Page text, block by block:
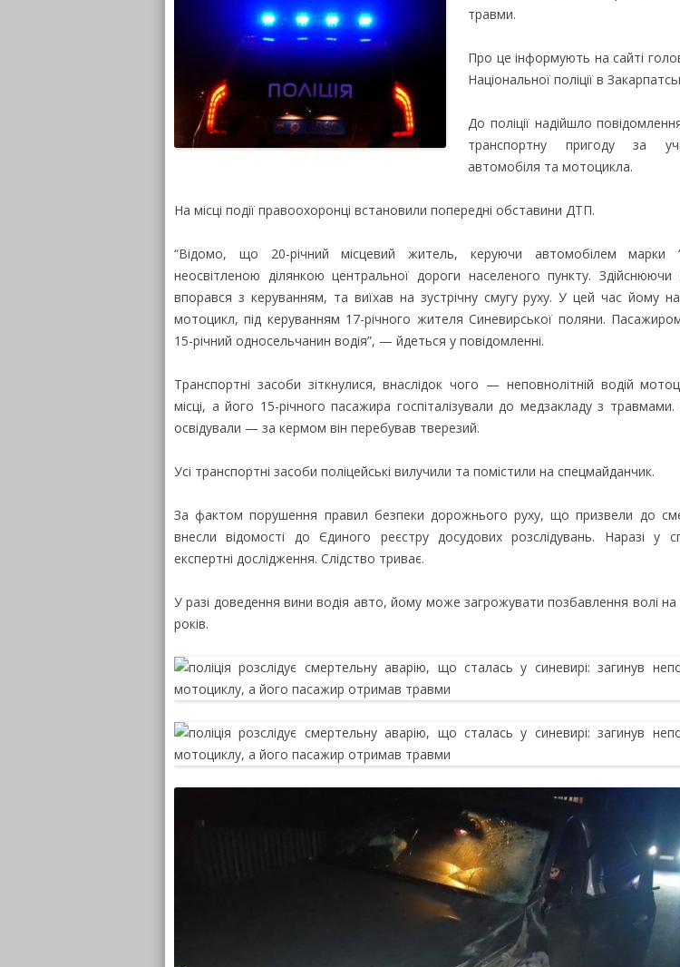
травми.
Про це інформують на сайті
Національної поліції в
До поліції надійшло
транспортну пригоду за
автомобіля та мотоцикла.
На місці події правоохоронці встановили попередні обставини ДТП.
“Відомо, що 20-річний місцевий житель, керуючи автомобілем марки
неосвітленою ділянкою центральної дороги населеного пункту.
впорався з керуванням, та виїхав на зустрічну смугу руху. У цей час йому на
мотоцикл, під керуванням 17-річного жителя Синевирської поляни.
15-річний односельчанин водія”, — йдеться у повідомленні.
Транспортні засоби зіткнулися, внаслідок чого — неповнолітній водій
місці, а його 15-річного пасажира госпіталізували до медзакладу з травмами.
освідували — за кермом він перебував тверезий.
Усі транспортні засоби поліцейські вилучили та помістили на спецмайданчик.
За фактом порушення правил безпеки дорожнього руху, що призвели до
внесли відомості до Єдиного реєстру досудових розслідувань. Наразі у
експертні дослідження. Слідство триває.
У разі доведення вини водія авто, йому може загрожувати позбавлення волі
років.